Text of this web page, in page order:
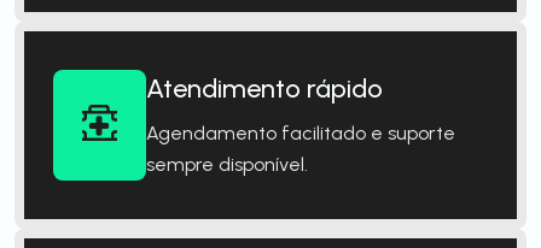
Atendimento rápido
Agendamento facilitado e suporte
sempre disponível.